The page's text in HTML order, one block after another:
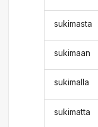
sukimasta
sukimaan
sukimalla
sukimatta